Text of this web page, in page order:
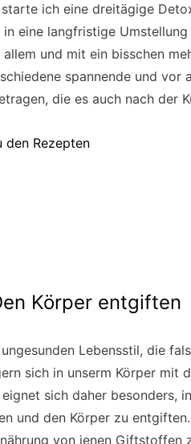
ich eine dreitägige
eine langfristige
und mit ein bisschen
spannende und vor
die es auch nach der
Rezepten
Körper entgiften
Lebensstil, die
sich in unserm Körper
eignet sich daher besonders,
und den Körper zu
von jenen Giftstoffen